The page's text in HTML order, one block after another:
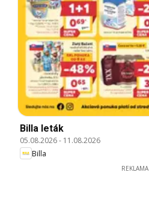
Billa leták
05.08.2026- 11.08.2026
Billa
REKLAMA